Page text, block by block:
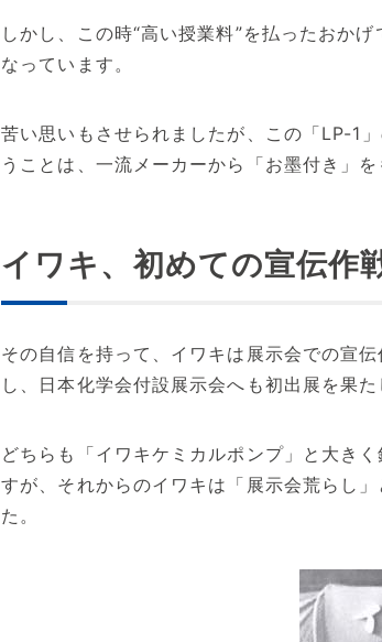
しかし、この時“高い授業料”を払ったおか
なっています。
苦い思いもさせられましたが、この「LP-1
うことは、一流メーカーから「お墨付き」
イワキ、初めての宣伝作
その自信を持って、イワキは展示会での宣
し、日本化学会付設展示会へも初出展を果た
どちらも「イワキケミカルポンプ」と大き
すが、それからのイワキは「展示会荒らし
た。